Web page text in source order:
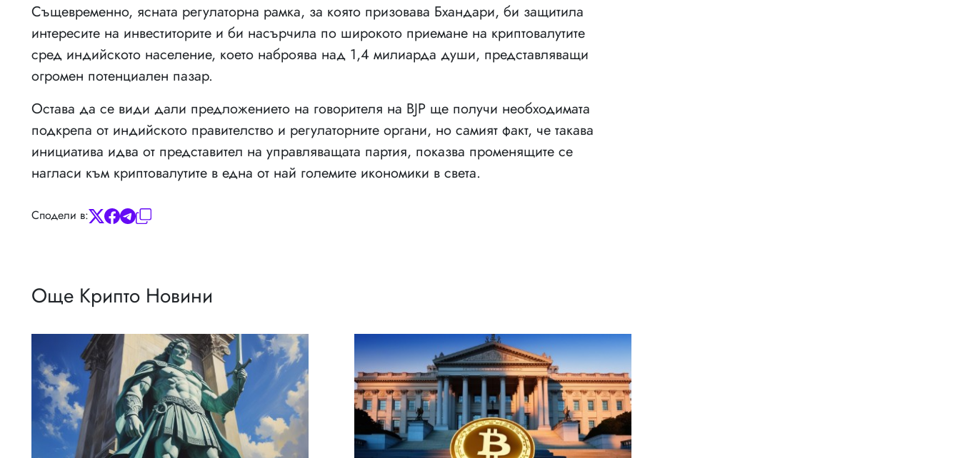
Същевременно, ясната регулаторна рамка, за която призовава Бхандари, би защитила
интересите на инвеститорите и би насърчила по широкото приемане на криптовалутите
сред индийското население, което наброява над 1,4 милиарда души, представляващи
огромен потенциален пазар.
Остава да се види дали предложението на говорителя на BJP ще получи необходимата
подкрепа от индийското правителство и регулаторните органи, но самият факт, че такава
инициатива идва от представител на управляващата партия, показва променящите се
нагласи към криптовалутите в една от най големите икономики в света.
Сподели в:
Още Крипто Новини